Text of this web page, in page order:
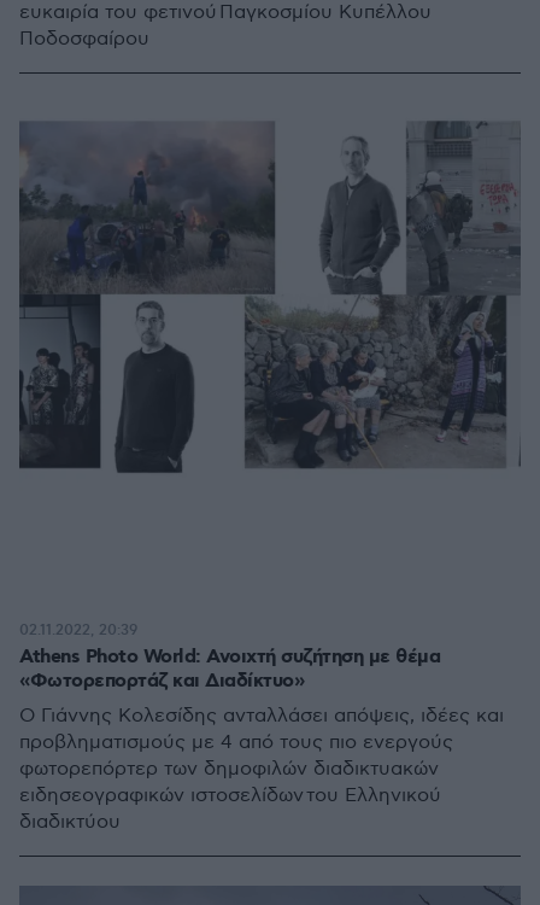
ευκαιρία του φετινού Παγκοσμίου Κυπέλλου
Ποδοσφαίρου
Athens Photo World: Ανοιχτή συζήτηση με θέμα
«Φωτορεπορτάζ και Διαδίκτυο»
Ο Γιάννης Κολεσίδης ανταλλάσει απόψεις, ιδέες και
προβληματισμούς με 4 από τους πιο ενεργούς
φωτορεπόρτερ των δημοφιλών διαδικτυακών
ειδησεογραφικών ιστοσελίδων του Ελληνικού
διαδικτύου
02.11.2022, 20:39